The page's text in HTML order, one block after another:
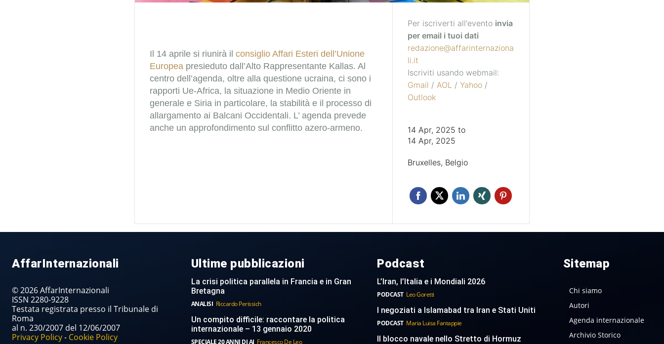
Il 14 aprile si riunirà il consiglio Affari Esteri dell’Unione
Europea presieduto dall’Alto Rappresentante Kallas. Al
centro dell’agenda, oltre alla questione ucraina, ci sono i
rapporti Ue-Africa, la situazione in Medio Oriente in
generale e Siria in particolare, la stabilità e il processo di
allargamento ai Balcani Occidentali. L’ agenda prevede
anche un approfondimento sul conflitto azero-armeno.
Per iscriverti all'evento invia
per email i tuoi dati
redazione@affarinternaziona
li.it
Iscriviti usando webmail:
Gmail / AOL / Yahoo /
Outlook
14 Apr, 2025 to
14 Apr, 2025
Bruxelles, Belgio
AffarInternazionali
© 2026 AffarInternazionali
ISSN 2280-9228
Testata registrata presso il Tribunale di
Roma
al n. 230/2007 del 12/06/2007
Privacy Policy- Cookie Policy
Ultime pubblicazioni
La crisi politica parallela in Francia e in Gran
Bretagna
ANALISI Riccardo Perissich
Un compito difficile: raccontare la politica
internazionale – 13 gennaio 2020
SPECIALE 20 ANNI DI AI Francesco De Leo
Podcast
L’Iran, l’Italia e i Mondiali 2026
PODCAST Leo Goretti
I negoziati a Islamabad tra Iran e Stati Uniti
PODCAST Maria Luisa Fantappie
Il blocco navale nello Stretto di Hormuz
Sitemap
Chi siamo
Autori
Agenda internazionale
Archivio Storico